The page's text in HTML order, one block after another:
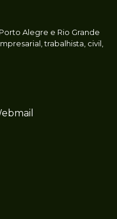
Alegre e Rio Grande
trabalhista, civil,